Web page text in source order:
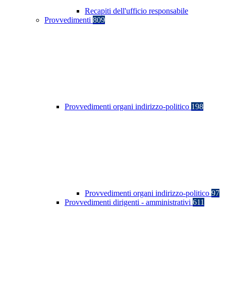
Recapiti dell'ufficio responsabile
Provvedimenti 809
Provvedimenti organi indirizzo-politico 198
Provvedimenti organi indirizzo-politico 97
Provvedimenti dirigenti - amministrativi 611